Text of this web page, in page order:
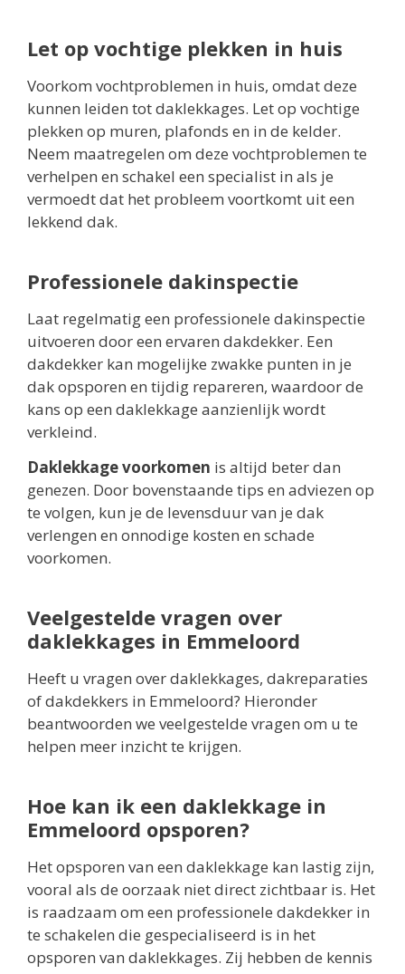
Let op vochtige plekken in huis
Voorkom vochtproblemen in huis, omdat deze
kunnen leiden tot daklekkages. Let op vochtige
plekken op muren, plafonds en in de kelder.
Neem maatregelen om deze vochtproblemen te
verhelpen en schakel een specialist in als je
vermoedt dat het probleem voortkomt uit een
lekkend dak.
Professionele dakinspectie
Laat regelmatig een professionele dakinspectie
uitvoeren door een ervaren dakdekker. Een
dakdekker kan mogelijke zwakke punten in je
dak opsporen en tijdig repareren, waardoor de
kans op een daklekkage aanzienlijk wordt
verkleind.
Daklekkage voorkomen is altijd beter dan
genezen. Door bovenstaande tips en adviezen op
te volgen, kun je de levensduur van je dak
verlengen en onnodige kosten en schade
voorkomen.
Veelgestelde vragen over
daklekkages in Emmeloord
Heeft u vragen over daklekkages, dakreparaties
of dakdekkers in Emmeloord? Hieronder
beantwoorden we veelgestelde vragen om u te
helpen meer inzicht te krijgen.
Hoe kan ik een daklekkage in
Emmeloord opsporen?
Het opsporen van een daklekkage kan lastig zijn,
vooral als de oorzaak niet direct zichtbaar is. Het
is raadzaam om een professionele dakdekker in
te schakelen die gespecialiseerd is in het
opsporen van daklekkages. Zij hebben de kennis